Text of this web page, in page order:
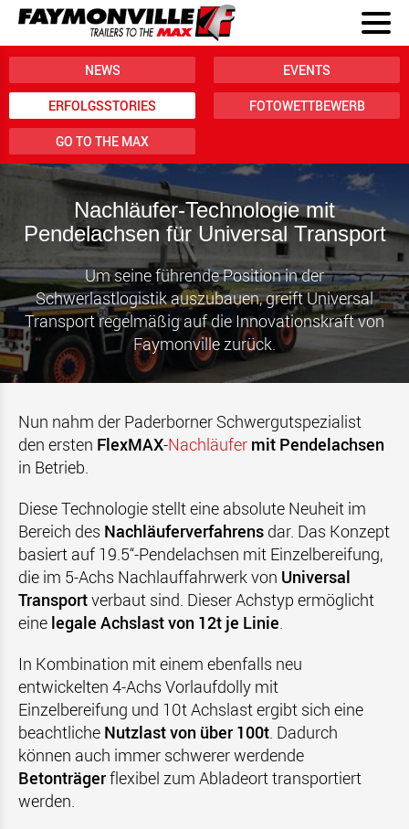
NEWS EVENTS
ERFOLGSSTORIES FOTOWETTBEWERB
GO TO THE MAX
Nachläufer-Technologie mit
Pendelachsen für Universal Transport
Um seine führende Position in der
Schwerlastlogistik auszubauen, greift Universal
Transport regelmäßig auf die Innovationskraft von
Faymonville zurück.
Nun nahm der Paderborner Schwergutspezialist
den ersten FlexMAX-Nachläufer mit Pendelachsen
in Betrieb.
Diese Technologie stellt eine absolute Neuheit im
Bereich des Nachläuferverfahrens dar. Das Konzept
basiert auf 19.5“-Pendelachsen mit Einzelbereifung,
die im 5-Achs Nachlauffahrwerk von Universal
Transportverbaut sind. Dieser Achstyp ermöglicht
eine legale Achslast von 12t je Linie.
In Kombination mit einem ebenfalls neu
entwickelten 4-Achs Vorlaufdolly mit
Einzelbereifung und 10t Achslast ergibt sich eine
beachtliche Nutzlast von über 100t. Dadurch
können auch immer schwerer werdende
Betonträgerflexibel zum Abladeort transportiert
werden.